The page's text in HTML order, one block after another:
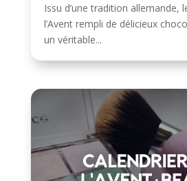
Issu d’une tradition allemande,
l’Avent rempli de délicieux
un véritable...